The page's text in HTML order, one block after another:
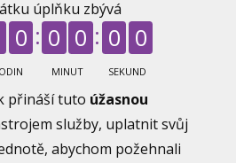
úplňku zbývá
0 0 0
MINUT
0 0
SEKUND
přináší tuto úžasnou
služby, uplatnit svůj
abychom požehnali